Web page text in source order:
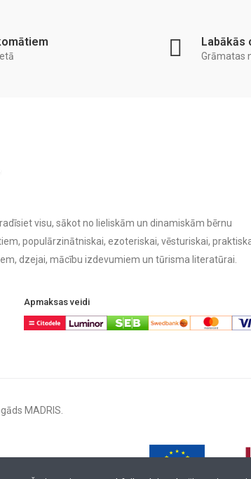
Labākās
Grāmatas
visu, sākot no lieliskām un dinamiskām bērnu
populārzinātniskai, ezoteriskai, vēsturiskai,
dzejai, mācību izdevumiem un tūrisma literatūrai.
Apmaksas veidi
MADRIS.